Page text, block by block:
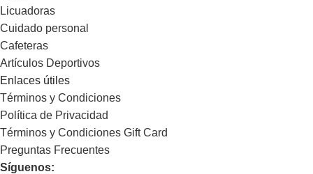
Licuadoras
Cuidado personal
Cafeteras
Artículos Deportivos
Enlaces útiles
Términos y Condiciones
Política de Privacidad
Términos y Condiciones Gift Card
Preguntas Frecuentes
Síguenos: